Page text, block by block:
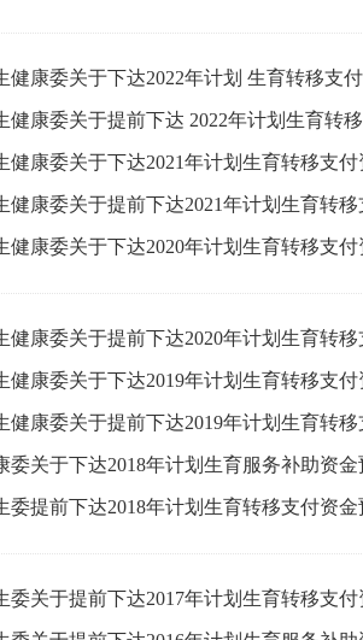
健康委关于下达2022年计划 生育转移支
健康委关于提前下达 2022年计划生育转
健康委关于下达2021年计划生育转移支
健康委关于提前下达2021年计划生育转
健康委关于下达2020年计划生育转移支
健康委关于提前下达2020年计划生育转
健康委关于下达2019年计划生育转移支
健康委关于提前下达2019年计划生育转
委关于下达2018年计划生育服务补助资
委提前下达2018年计划生育转移支付资
委关于提前下达2017年计划生育转移支